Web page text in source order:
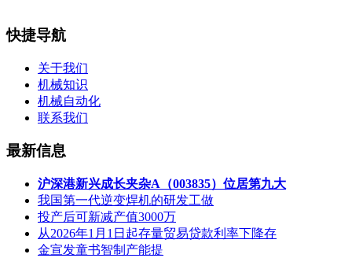
快捷导航
关于我们
机械知识
机械自动化
联系我们
最新信息
沪深港新兴成长夹杂A（003835）位居第九大
我国第一代逆变焊机的研发工做
投产后可新减产值3000万
从2026年1月1日起存量贸易贷款利率下降存
金宣发童书智制产能提